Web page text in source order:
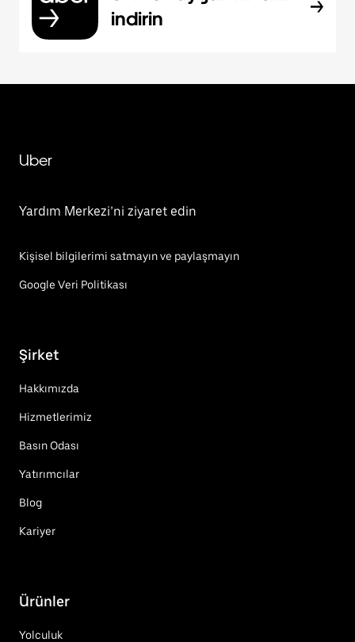
indirin
Uber
Yardım Merkezi’ni ziyaret edin
Kişisel bilgilerimi satmayın ve paylaşmayın
Google Veri Politikası
Şirket
Hakkımızda
Hizmetlerimiz
Basın Odası
Yatırımcılar
Blog
Kariyer
Ürünler
Yolculuk